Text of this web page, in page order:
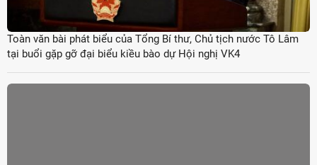
Toàn văn bài phát biểu của Tổng Bí thư, Chủ tịch nước Tô Lâm
tại buổi gặp gỡ đại biểu kiều bào dự Hội nghị VK4